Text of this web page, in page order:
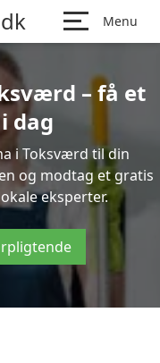
Menu
– få et
dag
i Toksværd til din
og modtag et gratis
eksperter.